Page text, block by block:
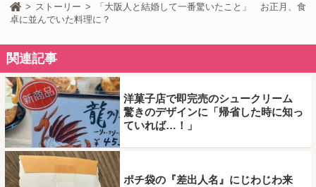
ストーリー
「大阪人と結婚して一番驚いたこと」 お正月、食
卓に並んでいた料理に？
関連記事
洋菓子店で即完売のシュークリーム
驚きのデザインに「帰省した時に知っ
ていれば…！」
ポチ袋の『差出人名』にじわじわ来